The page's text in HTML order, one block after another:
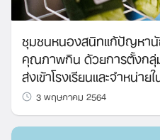
ชุมชนหนองสนิทแก้ปัญหานั
คุณภาพกิน ด้วยการตั้งกลุ่
ส่งเข้าโรงเรียนและจำหน่าย
3 พฤษภาคม 2564